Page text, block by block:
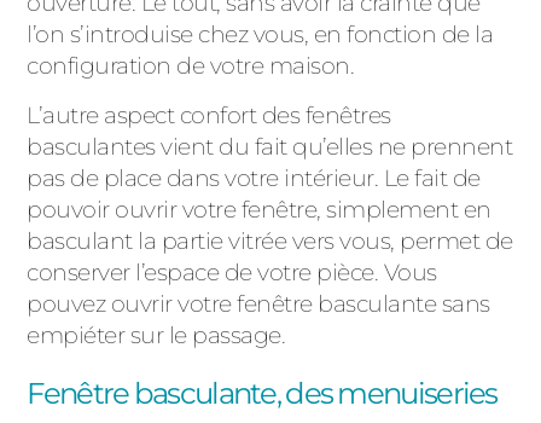
l’on s’introduise chez vous, en fonction de la
configuration de votre maison.
L’autre aspect confort des fenêtres
basculantes vient du fait qu’elles ne prennent
pas de place dans votre intérieur. Le fait de
pouvoir ouvrir votre fenêtre, simplement en
basculant la partie vitrée vers vous, permet de
conserver l’espace de votre pièce. Vous
pouvez ouvrir votre fenêtre basculante sans
empiéter sur le passage.
Fenêtre basculante, des menuiseries